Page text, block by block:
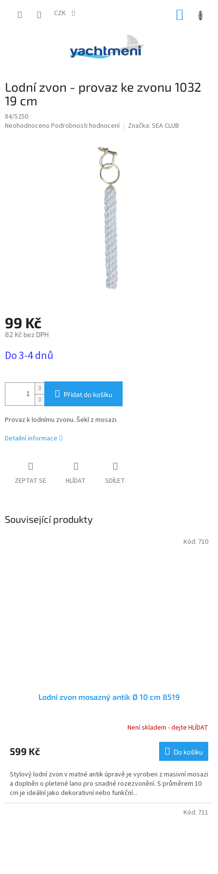
CZK
Lodní zvon - provaz ke zvonu 1032
19 cm
84/S250
Průměrné
Neohodnoceno Podrobnosti hodnocení Značka: SEA CLUB
99 Kč
82 Kč bez DPH
cena:
Do 3-4 dnů
Přidat do košíku
Provaz k lodnímu zvonu. Šekl z mosazi.
Detailní informace
ZEPTAT SE HLÍDAT SDÍLET
Související produkty
Lodní zvon mosazný antik Ø 10 cm 8519
produktu
je
z
5
hvězdiček.
Není skladem - dejte HLÍDAT
599 Kč Do košíku
Stylový lodní zvon v matné antik úpravě je vyroben z masivní mosazi
a doplněn o pletené lano pro snadné rozezvonění. S průměrem 10
cm je ideální jako dekorativní nebo funkční...
Kód: 710
Kód: 711